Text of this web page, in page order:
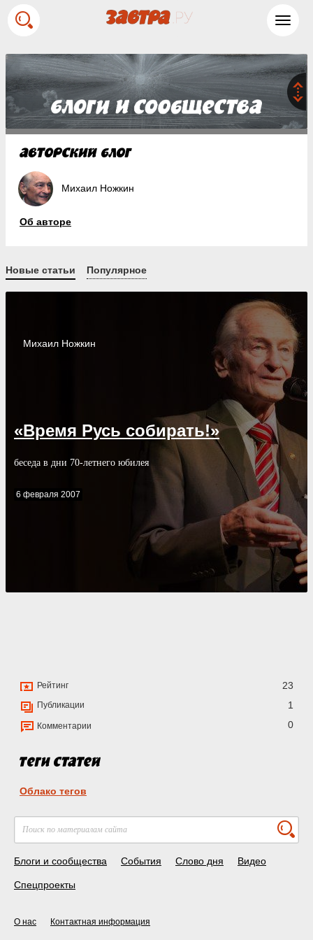
Михаил Ножкин
Об авторе
Новые статьи Популярное
Михаил Ножкин
«Время Русь собирать!»
беседа в дни 70-летнего юбилея
6 февраля 2007
Рейтинг 23
Публикации 1
Комментарии 0
Облако тегов
Блоги и сообщества События Слово дня Видео
Спецпроекты
О нас Контактная информация